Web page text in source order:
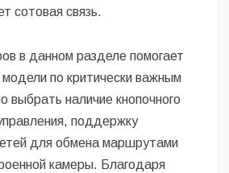
сотовая связь.
в данном разделе помогает
по критически важным
выбрать наличие кнопочного
поддержку
для обмена маршрутами
камеры. Благодаря